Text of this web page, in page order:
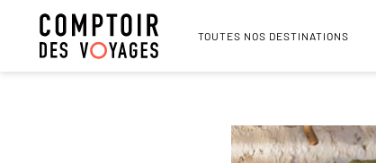
TOUTES NOS DESTINATIONS